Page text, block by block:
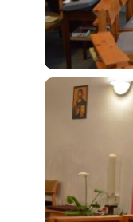
Image